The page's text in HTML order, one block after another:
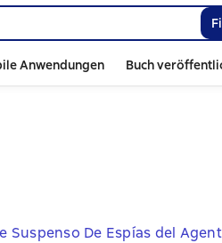
Anwendungen Buch
Suspenso De Espías del